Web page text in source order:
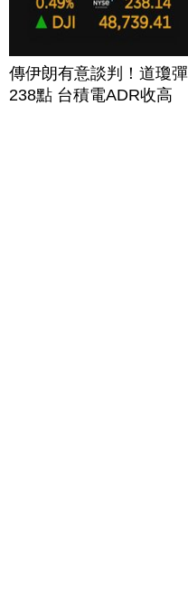
傳伊朗有意談判！道瓊彈
238點 台積電ADR收高